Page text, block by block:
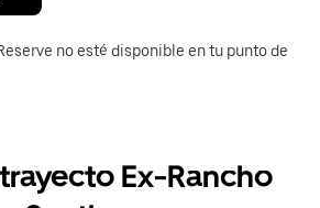
no esté disponible en tu punto de
Ex-Rancho